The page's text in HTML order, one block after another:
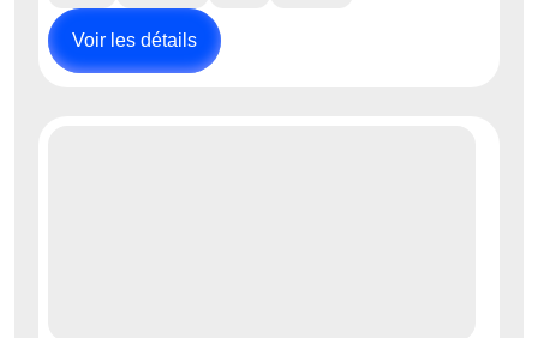
Voir les détails